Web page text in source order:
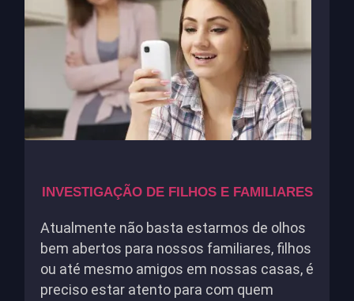
INVESTIGAÇÃO DE FILHOS E FAMILIARES
Atualmente não basta estarmos de olhos
bem abertos para nossos familiares, filhos
ou até mesmo amigos em nossas casas, é
preciso estar atento para com quem